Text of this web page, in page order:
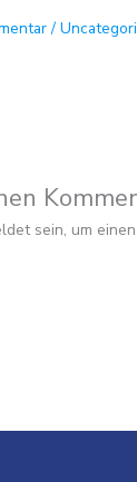
/
sein, um